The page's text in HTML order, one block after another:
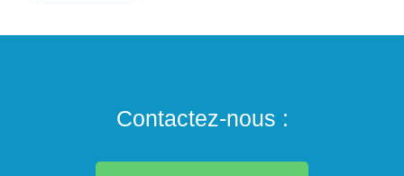
Contactez-nous :